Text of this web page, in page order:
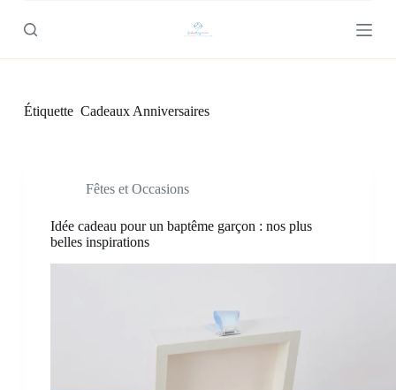
s
Étiquette Cadeaux Anniversaires
Fêtes et Occasions
Idée cadeau pour un baptême garçon : nos plus
belles inspirations